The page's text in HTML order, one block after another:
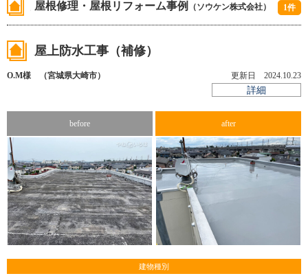
る時はまめに天気予報をチェックすることを心掛けていま
す」
屋根修理・屋根リフォーム事例 （ソウケン株式会社） 1件
屋上防水工事（補修）
O.M様 （宮城県大崎市） 更新日 2024.10.23
詳細
before after
建物種別